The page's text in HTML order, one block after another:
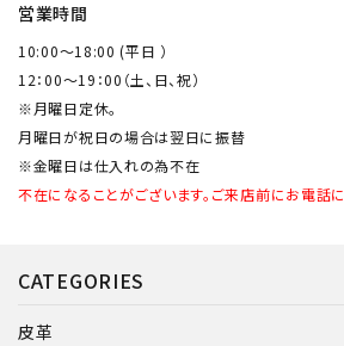
営業時間
10:00～18:00 (平日 ）
12：00～19：00（土、日、祝）
※月曜日定休。
月曜日が祝日の場合は翌日に振替
※金曜日は仕入れの為不在
不在になることがございます。ご来店前にお電話
CATEGORIES
皮革